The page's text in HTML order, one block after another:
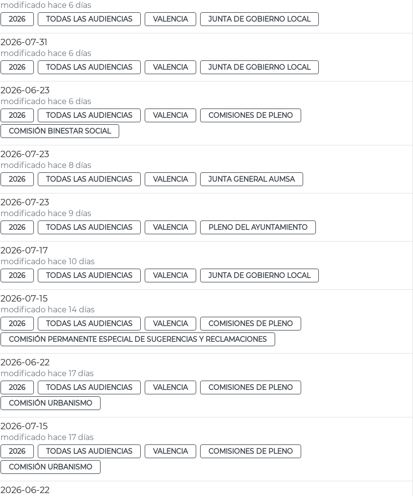
modificado hace 6 días
2026 TODAS LAS AUDIENCIAS VALENCIA JUNTA DE GOBIERNO LOCAL
2026-07-31
modificado hace 6 días
2026 TODAS LAS AUDIENCIAS VALENCIA JUNTA DE GOBIERNO LOCAL
2026-06-23
modificado hace 6 días
2026 TODAS LAS AUDIENCIAS VALENCIA
COMISIONES DE PLENO
COMISIÓN BINESTAR SOCIAL
2026-07-23
modificado hace 8 días
2026 TODAS LAS AUDIENCIAS VALENCIA JUNTA GENERAL AUMSA
2026-07-23
modificado hace 9 días
2026 TODAS LAS AUDIENCIAS VALENCIA PLENO DEL AYUNTAMIENTO
2026-07-17
modificado hace 10 días
2026 TODAS LAS AUDIENCIAS VALENCIA JUNTA DE GOBIERNO LOCAL
2026-07-15
modificado hace 14 días
2026 TODAS LAS AUDIENCIAS VALENCIA
COMISIONES DE PLENO
COMISIÓN PERMANENTE ESPECIAL DE SUGERENCIAS Y RECLAMACIONES
2026-06-22
modificado hace 17 días
2026 TODAS LAS AUDIENCIAS VALENCIA
COMISIONES DE PLENO
COMISIÓN URBANISMO
2026-07-15
modificado hace 17 días
2026 TODAS LAS AUDIENCIAS VALENCIA
COMISIONES DE PLENO
COMISIÓN URBANISMO
2026-06-22